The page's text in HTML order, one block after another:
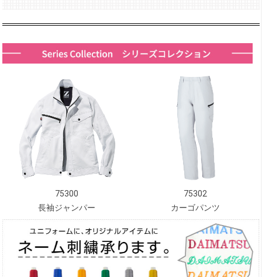
75300
長袖ジャンパー
75302
カーゴパンツ